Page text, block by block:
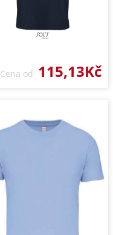
Cena od 115,13Kč